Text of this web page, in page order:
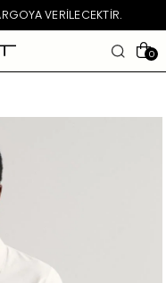
VERILECEKTIR.
0